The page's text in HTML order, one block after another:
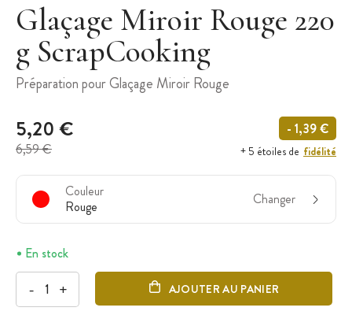
Glaçage Miroir Rouge 220
g ScrapCooking
Préparation pour Glaçage Miroir Rouge
5,20 €
6,59 €
- 1,39 €
+ 5 étoiles de fidélité
Couleur
Rouge
Changer
En stock
- + AJOUTER AU PANIER